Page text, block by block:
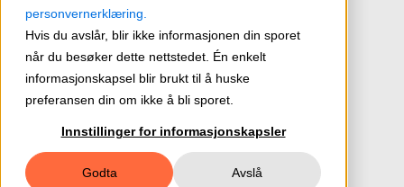
personvernerklæring.
Hvis du avslår, blir ikke informasjonen din sporet
når du besøker dette nettstedet. Én enkelt
informasjonskapsel blir brukt til å huske
preferansen din om ikke å bli sporet.
Innstillinger for informasjonskapsler
Godta Avslå